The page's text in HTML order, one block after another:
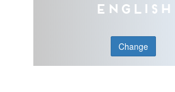
English
Change